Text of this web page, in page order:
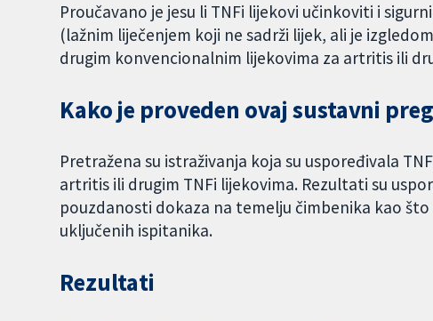
Proučavano je jesu li TNFi lijekovi učinkoviti i
(lažnim liječenjem koji ne sadrži lijek, ali je
drugim konvencionalnim lijekovima za artritis ili
Kako je proveden ovaj sustavni
Pretražena su istraživanja koja su uspoređivala
artritis ili drugim TNFi lijekovima. Rezultati su
pouzdanosti dokaza na temelju čimbenika kao
uključenih ispitanika.
Rezultati